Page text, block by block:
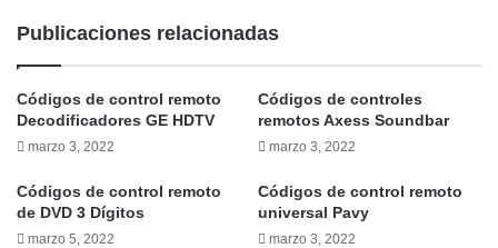
Publicaciones relacionadas
Códigos de control remoto
Decodificadores GE HDTV
marzo 3, 2022
Códigos de controles
remotos Axess Soundbar
marzo 3, 2022
Códigos de control remoto
de DVD 3 Dígitos
marzo 5, 2022
Códigos de control remoto
universal Pavy
marzo 3, 2022